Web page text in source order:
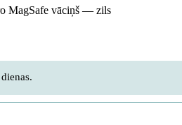
MagSafe vāciņš — zils